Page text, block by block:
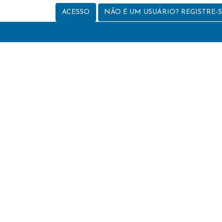
ACESSO NÃO É UM USUÁRIO? REGISTRE-